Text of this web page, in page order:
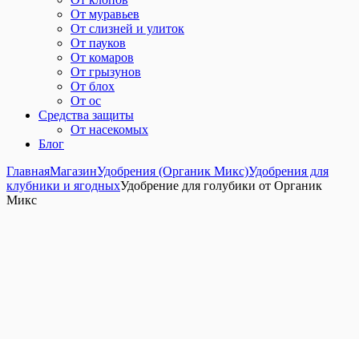
От муравьев
От слизней и улиток
От пауков
От комаров
От грызунов
От блох
От ос
Средства защиты
От насекомых
Блог
ГлавнаяМагазинУдобрения (Органик Микс)Удобрения для
клубники и ягодныхУдобрение для голубики от Органик
Микс